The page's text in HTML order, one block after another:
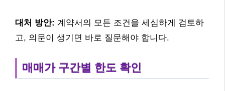
대처 방안: 계약서의 모든 조건을 세심하게 검토하
고, 의문이 생기면 바로 질문해야 합니다.
매매가 구간별 한도 확인